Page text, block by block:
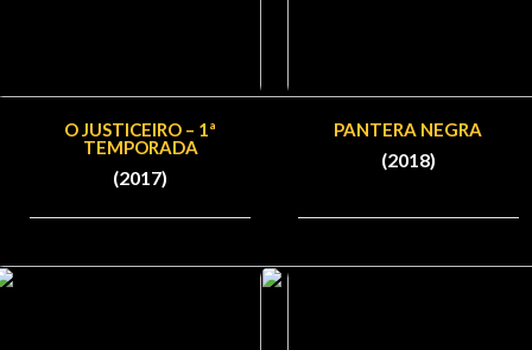
O JUSTICEIRO – 1ª
TEMPORADA
(2017)
PANTERA NEGRA
(2018)